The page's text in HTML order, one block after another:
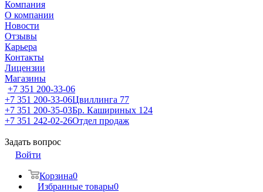
Компания
О компании
Новости
Отзывы
Карьера
Контакты
Лицензии
Магазины
+7 351 200-33-06
+7 351 200-33-06Цвиллинга 77
+7 351 200-35-03Бр. Кашириных 124
+7 351 242-02-26Отдел продаж
Задать вопрос
Войти
Корзина0
Избранные товары0